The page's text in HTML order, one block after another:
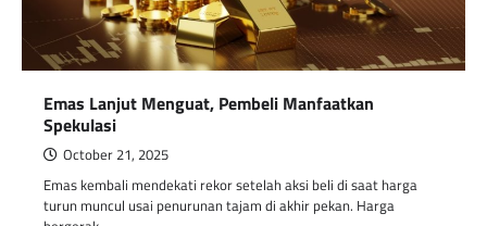
Emas Lanjut Menguat, Pembeli Manfaatkan
Spekulasi
October 21, 2025
Emas kembali mendekati rekor setelah aksi beli di saat harga
turun muncul usai penurunan tajam di akhir pekan. Harga